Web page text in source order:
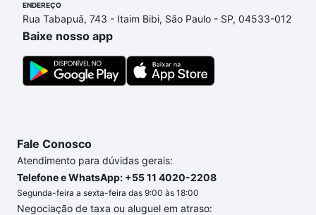
ainda tem alguma dúvida dos custos envolvidos no
processo de compra, veja em nosso portal quanto
custa comprar um apartamento
gente para comprar o imóvel dos seus sonhos com
segurança e conforto. Loft, com você até as
ENDEREÇO
Rua Tabapuã, 743 - Itaim Bibi, São Paulo - SP, 04533-012
Baixe nosso app
Fale Conosco
Atendimento para dúvidas gerais:
Telefone e WhatsApp: +55 11 4020-2208
Segunda-feira a sexta-feira das 9:00 às 18:00
Negociação de taxa ou aluguel em atraso: